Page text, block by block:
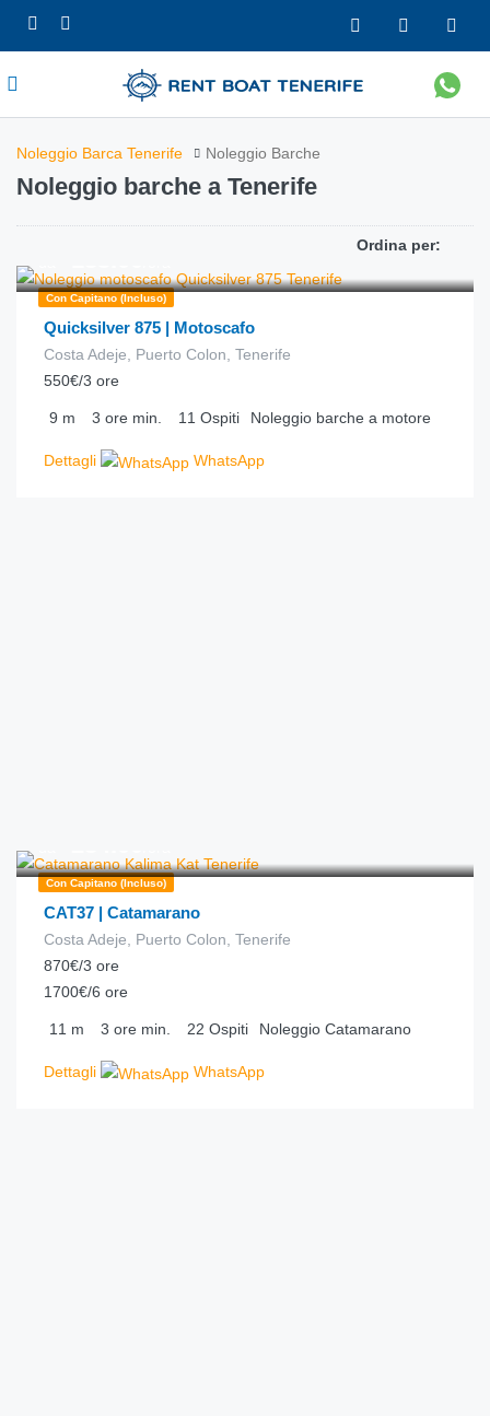
Noleggio Barca Tenerife Noleggio Barche
Noleggio barche a Tenerife
Ordina per:
Con Capitano (incluso)
Quicksilver 875 | Motoscafo
Costa Adeje, Puerto Colon, Tenerife
550€/3 ore
9 m 3 ore min. 11 Ospiti Noleggio barche a motore
Dettagli WhatsApp
Con Capitano (incluso)
CAT37 | Catamarano
Costa Adeje, Puerto Colon, Tenerife
870€/3 ore
1700€/6 ore
11 m 3 ore min. 22 Ospiti Noleggio Catamarano
Dettagli WhatsApp